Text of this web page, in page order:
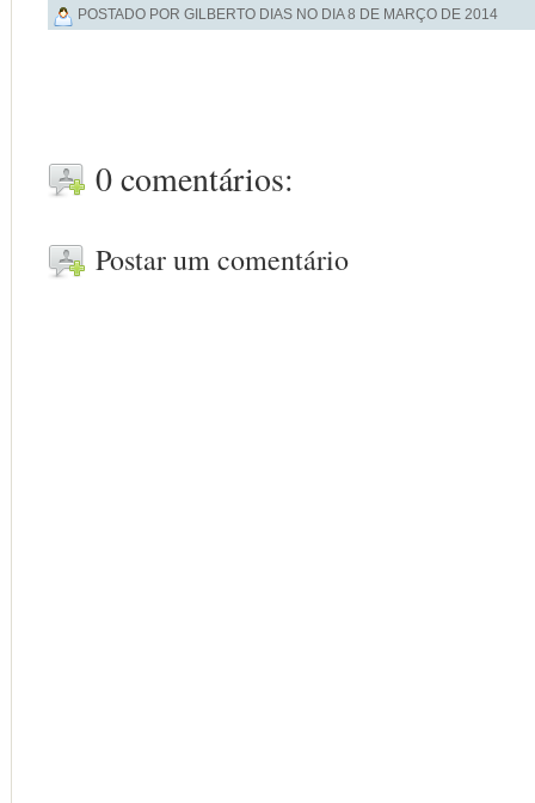
POSTADO POR GILBERTO DIAS NO DIA8 DE MARÇO DE 2014
0 comentários:
Postar um comentário